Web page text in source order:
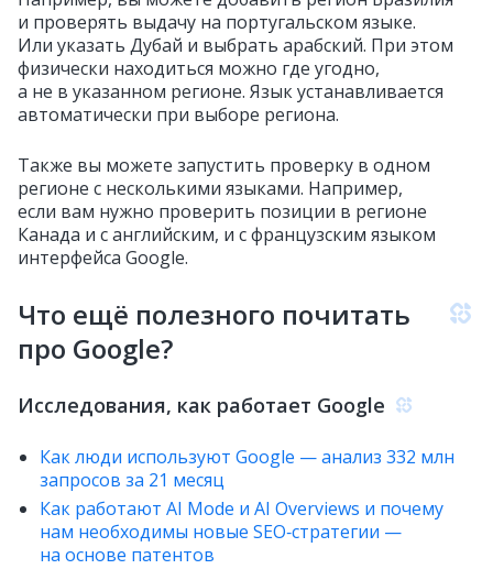
и проверять выдачу на португальском языке.
Или указать Дубай и выбрать арабский. При этом
физически находиться можно где угодно,
а не в указанном регионе. Язык устанавливается
автоматически при выборе региона.
Также вы можете запустить проверку в одном
регионе с несколькими языками. Например,
если вам нужно проверить позиции в регионе
Канада и с английским, и с французским языком
интерфейса Google.
Что ещё полезного почитать
про Google?
Исследования, как работает Google
Как люди используют Google — анализ 332 млн
запросов за 21 месяц
Как работают AI Mode и AI Overviews и почему
нам необходимы новые SEO‑стратегии —
на основе патентов